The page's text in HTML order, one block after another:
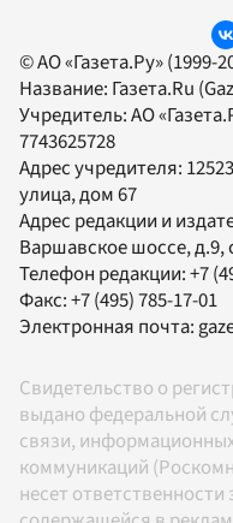
© АО «Газета.Ру» (1999-
Название: Газета.Ru
Учредитель:АО
7743625728
Адрес учредителя:
улица, дом 67
Адрес редакции и
Варшавское шоссе, д.9,
Телефон редакции:+7
Факс:+7 (495) 785-17-01
Электронная почта:
Свидетельство о
выдано федеральной
связи,
коммуникаций
несет